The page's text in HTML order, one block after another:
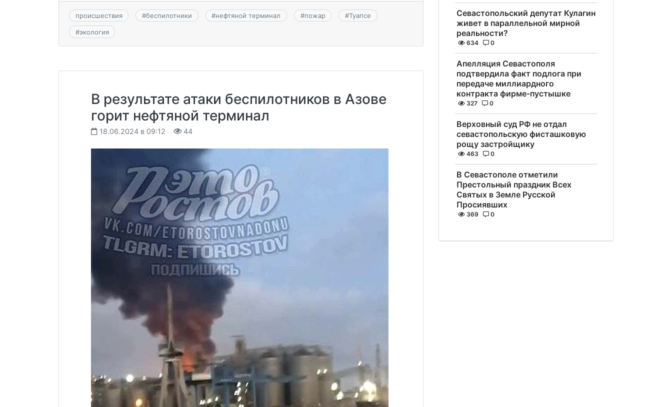
происшествия #беспилотники #нефтяной терминал #пожар #Туапсе
#экология
В результате атаки беспилотников в Азове
горит нефтяной терминал
18.06.2024 в 09:12 44
Севастопольский депутат Кулагин
живет в параллельной мирной
реальности?
634 0
Апелляция Севастополя
подтвердила факт подлога при
передаче миллиардного
контракта фирме-пустышке
327 0
Верховный суд РФ не отдал
севастопольскую фисташковую
рощу застройщику
463 0
В Севастополе отметили
Престольный праздник Всех
Святых в Земле Русской
Просиявших
369 0